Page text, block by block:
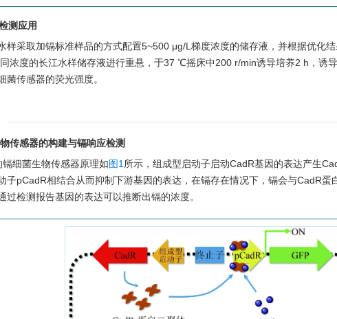
测应用
样采取加镉标准样品的方式配置5~500 μg/L梯度浓度的储存液，并根据优化
浓度的长江水样储存液进行重悬，于37 ℃摇床中200 r/min诱导培养2 h，诱
菌传感器的荧光强度。
传感器的构建与镉响应检测
细菌生物传感器原理如图1 所示，组成型启动子启动CadR基因的表达产生
子pCadR相结合从而抑制下游基因的表达，在镉存在情况下，镉会与CadR蛋
过检测报告基因的表达可以推断出镉的浓度。